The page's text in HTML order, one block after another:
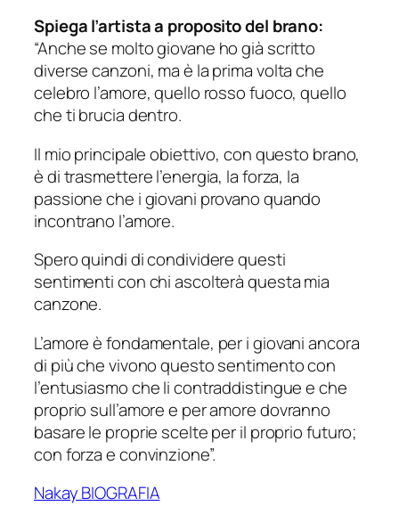
Spiega l’artista a proposito del brano:
“Anche se molto giovane ho già scritto
diverse canzoni, ma è la prima volta che
celebro l’amore, quello rosso fuoco, quello
che ti brucia dentro.
Il mio principale obiettivo, con questo brano,
è di trasmettere l’energia, la forza, la
passione che i giovani provano quando
incontrano l’amore.
Spero quindi di condividere questi
sentimenti con chi ascolterà questa mia
canzone.
L’amore è fondamentale, per i giovani ancora
di più che vivono questo sentimento con
l’entusiasmo che li contraddistingue e che
proprio sull’amore e per amore dovranno
basare le proprie scelte per il proprio futuro;
con forza e convinzione”.
Nakay BIOGRAFIA